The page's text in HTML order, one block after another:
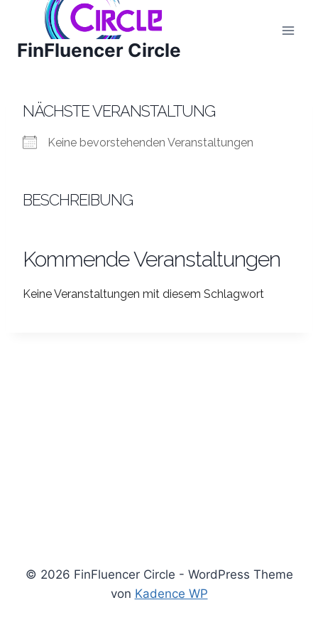
springen
FinFluencer Circle
NÄCHSTE VERANSTALTUNG
Keine bevorstehenden Veranstaltungen
BESCHREIBUNG
Kommende Veranstaltungen
Keine Veranstaltungen mit diesem Schlagwort
© 2026 FinFluencer Circle - WordPress Theme
von Kadence WP